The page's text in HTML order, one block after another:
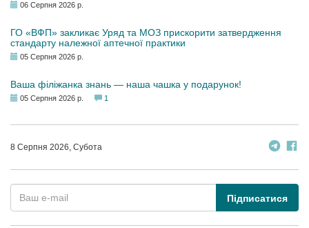
06 Серпня 2026 р.
ГО «ВФП» закликає Уряд та МОЗ прискорити затвердження
стандарту належної аптечної практики
05 Серпня 2026 р.
Ваша філіжанка знань — наша чашка у подарунок!
05 Серпня 2026 р. 1
8 Серпня 2026, Субота
Підписатися